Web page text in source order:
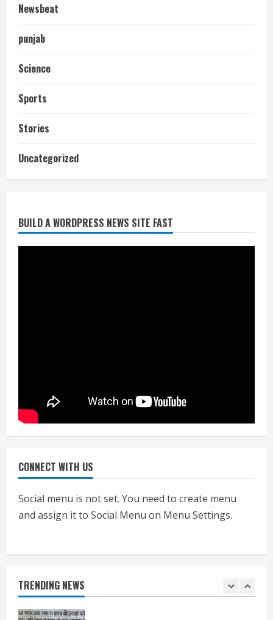
Newsbeat
punjab
Science
Sports
Stories
Uncategorized
BUILD A WORDPRESS NEWS SITE FAST
CONNECT WITH US
Social menu is not set. You need to create menu
and assign it to Social Menu on Menu Settings.
TRENDING NEWS
July 24, 2026
निर्धारित मानक व नियम का बारीकी से किया
जाएगा परीक्षण, तब कार्रवाई
निजीविशेषज्ञों की रिपोर्ट पर भी मिलेगा
प्रमाणपत्र
July 24, 2026
1
एचईआरसी के अध्यक्ष नंद लाल का निधन
2